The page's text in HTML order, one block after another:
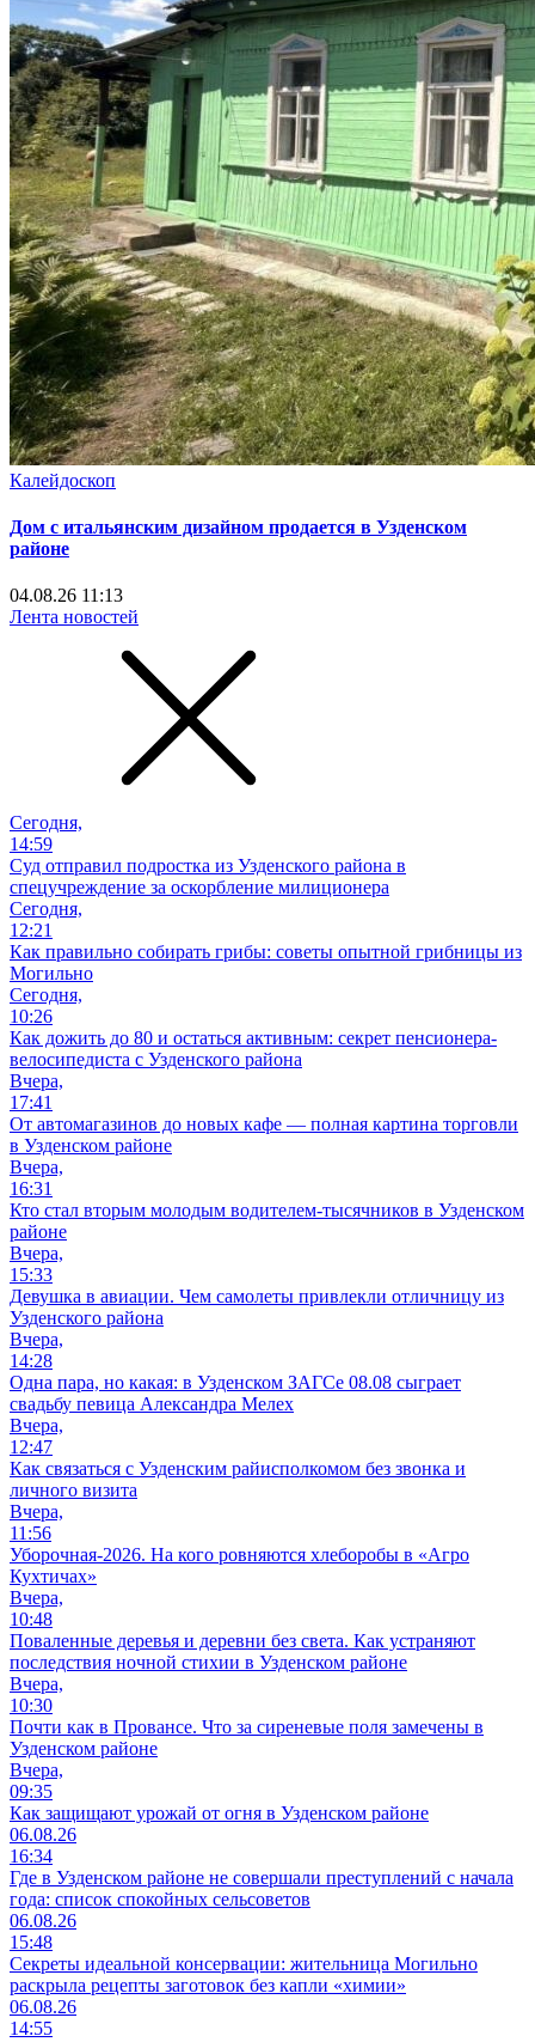
Калейдоскоп
Дом с итальянским дизайном продается в Узденском
районе
04.08.26 11:13
Лента новостей
Сегодня,
14:59
Суд отправил подростка из Узденского района в
спецучреждение за оскорбление милиционера
Сегодня,
12:21
Как правильно собирать грибы: советы опытной грибницы из
Могильно
Сегодня,
10:26
Как дожить до 80 и остаться активным: секрет пенсионера-
велосипедиста с Узденского района
Вчера,
17:41
От автомагазинов до новых кафе — полная картина торговли
в Узденском районе
Вчера,
16:31
Кто стал вторым молодым водителем-тысячников в Узденском
районе
Вчера,
15:33
Девушка в авиации. Чем самолеты привлекли отличницу из
Узденского района
Вчера,
14:28
Одна пара, но какая: в Узденском ЗАГСе 08.08 сыграет
свадьбу певица Александра Мелех
Вчера,
12:47
Как связаться с Узденским райисполкомом без звонка и
личного визита
Вчера,
11:56
Уборочная-2026. На кого ровняются хлеборобы в «Агро
Кухтичах»
Вчера,
10:48
Поваленные деревья и деревни без света. Как устраняют
последствия ночной стихии в Узденском районе
Вчера,
10:30
Почти как в Провансе. Что за сиреневые поля замечены в
Узденском районе
Вчера,
09:35
Как защищают урожай от огня в Узденском районе
06.08.26
16:34
Где в Узденском районе не совершали преступлений с начала
года: список спокойных сельсоветов
06.08.26
15:48
Секреты идеальной консервации: жительница Могильно
раскрыла рецепты заготовок без капли «химии»
06.08.26
14:55